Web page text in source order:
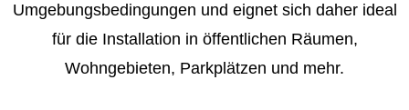
Umgebungsbedingungen und eignet sich daher ideal
für die Installation in öffentlichen Räumen,
Wohngebieten, Parkplätzen und mehr.